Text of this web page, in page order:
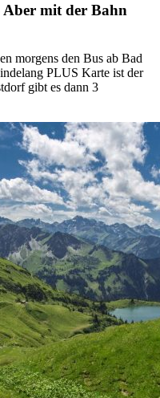
Aber mit der Bahn
morgens den Bus ab Bad
PLUS Karte ist der
gibt es dann 3